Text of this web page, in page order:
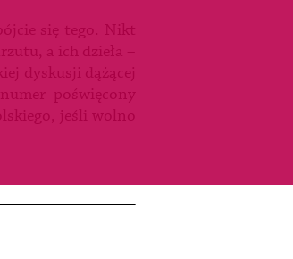
się tego. Nikt
a ich dzieła –
dyskusji dążącej
poświęcony
jeśli wolno